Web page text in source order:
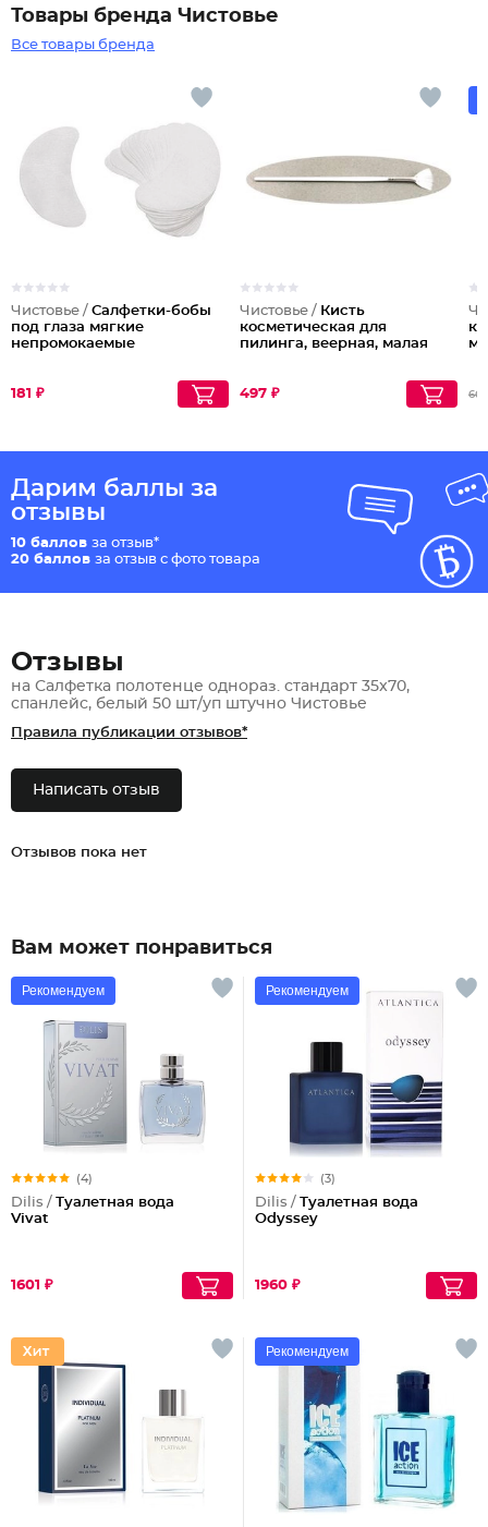
Товары бренда Чистовье
Все товары бренда
Чистовье / Салфетки-бобы
под глаза мягкие
непромокаемые
181 ₽
Чистовье / Кисть
косметическая для
пилинга, веерная, малая
497 ₽ 669
Дарим баллы за
отзывы
10 баллов за отзыв*
20 баллов за отзыв с фото товара
Отзывы
на Салфетка полотенце однораз. стандарт 35x70,
спанлейс, белый 50 шт/уп штучно Чистовье
Правила публикации отзывов*
Написать отзыв
Отзывов пока нет
Вам может понравиться
Рекомендуем
(4)
Dilis / Туалетная вода
Vivat
1601 ₽
Рекомендуем
(3)
Dilis / Туалетная вода
Odyssey
1960 ₽
Рекомендуем